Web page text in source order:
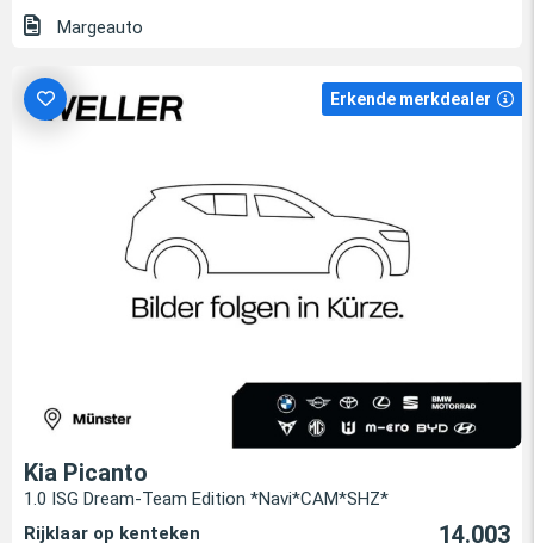
Margeauto
Erkende merkdealer
Kia Picanto
1.0 ISG Dream-Team Edition *Navi*CAM*SHZ*
Rijklaar op kenteken
14.003